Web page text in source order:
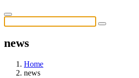
news
Home
news